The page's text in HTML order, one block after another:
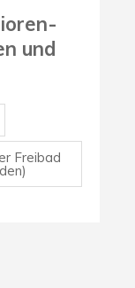
und
Freibad